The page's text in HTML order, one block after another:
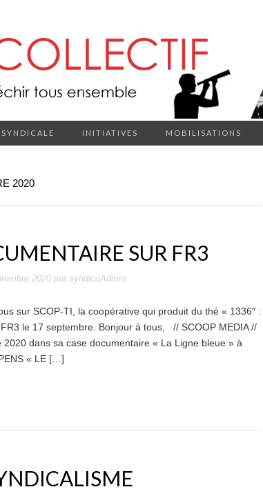
INITIATIVES MOBILISATIONS
2020
SUR FR3
2020 par syndicoAdmin.
sur SCOP-TI, la coopérative qui produit du thé « 1336″ :
le 17 septembre. Bonjour à tous, // SCOOP MEDIA //
dans sa case documentaire « La Ligne bleue » à
« LE […]